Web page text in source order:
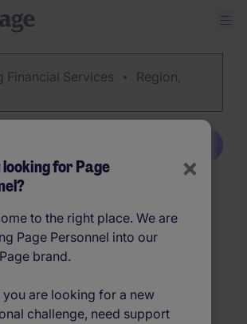
×
for Page
to the right place. We are
Page Personnel into our
brand.
you are looking for a new
challenge, need support
Financial Services
Region,
Financial
jobs
Create Job Alert